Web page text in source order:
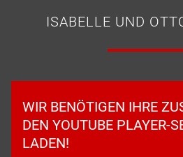
ISABELLE UND
WIR BENÖTIGEN IHRE
DEN YOUTUBE PLAYER-
LADEN!